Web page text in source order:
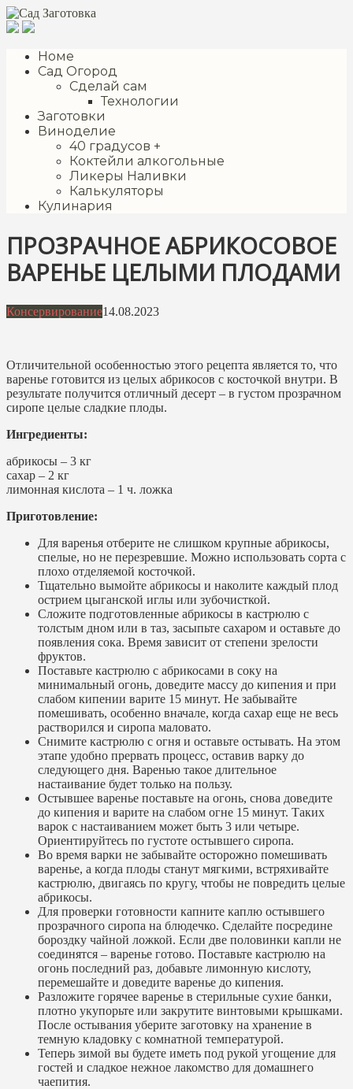
Перейти
к
Номе
Сад Огород
Сделай сам
Технологии
Заготовки
Виноделие
40 градусов +
Коктейли алкогольные
Ликеры Наливки
Калькуляторы
Кулинария
ПРОЗРАЧНОЕ АБРИКОСОВОЕ
ВАРЕНЬЕ ЦЕЛЫМИ ПЛОДАМИ
Консервирование14.08.2023
Отличительной особенностью этого рецепта является то, что
варенье готовится из целых абрикосов с косточкой внутри. В
результате получится отличный десерт – в густом прозрачном
сиропе целые сладкие плоды.
Ингредиенты:
абрикосы – 3 кг
сахар – 2 кг
лимонная кислота – 1 ч. ложка
Приготовление:
Для варенья отберите не слишком крупные абрикосы,
спелые, но не перезревшие. Можно использовать сорта с
плохо отделяемой косточкой.
Тщательно вымойте абрикосы и наколите каждый плод
острием цыганской иглы или зубочисткой.
Сложите подготовленные абрикосы в кастрюлю с
толстым дном или в таз, засыпьте сахаром и оставьте до
появления сока. Время зависит от степени зрелости
фруктов.
Поставьте кастрюлю с абрикосами в соку на
минимальный огонь, доведите массу до кипения и при
слабом кипении варите 15 минут. Не забывайте
помешивать, особенно вначале, когда сахар еще не весь
растворился и сиропа маловато.
Снимите кастрюлю с огня и оставьте остывать. На этом
этапе удобно прервать процесс, оставив варку до
следующего дня. Варенью такое длительное
настаивание будет только на пользу.
Остывшее варенье поставьте на огонь, снова доведите
до кипения и варите на слабом огне 15 минут. Таких
варок с настаиванием может быть 3 или четыре.
Ориентируйтесь по густоте остывшего сиропа.
Во время варки не забывайте осторожно помешивать
варенье, а когда плоды станут мягкими, встряхивайте
кастрюлю, двигаясь по кругу, чтобы не повредить целые
абрикосы.
Для проверки готовности капните каплю остывшего
прозрачного сиропа на блюдечко. Сделайте посредине
бороздку чайной ложкой. Если две половинки капли не
соединятся – варенье готово. Поставьте кастрюлю на
огонь последний раз, добавьте лимонную кислоту,
перемешайте и доведите варенье до кипения.
Разложите горячее варенье в стерильные сухие банки,
плотно укупорьте или закрутите винтовыми крышками.
После остывания уберите заготовку на хранение в
темную кладовку с комнатной температурой.
Теперь зимой вы будете иметь под рукой угощение для
гостей и сладкое нежное лакомство для домашнего
чаепития.